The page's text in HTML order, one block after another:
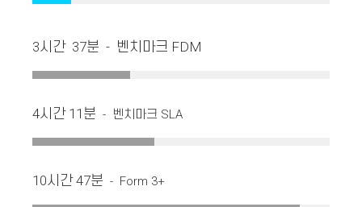
3시간 37분 - 벤치마크 FDM
4시간 11분 - 벤치마크 SLA
10시간 47분 - Form 3+